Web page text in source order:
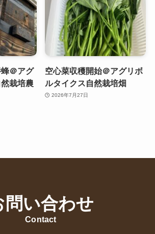
＠アグ
栽培農
空心菜収穫開始＠アグリボ
ルタイクス自然栽培畑
2026年7月27日
問い合わせ
Contact